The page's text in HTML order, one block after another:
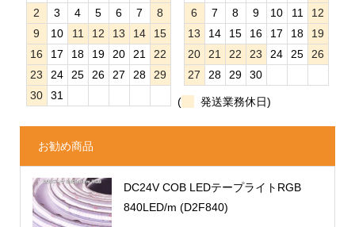
2
3 4 5 6 7
8
9
10 11 12 13 14
15
16
17 18 19 20 21
22
23
24 25 26 27 28
29
30
31
6
7 8 9 10 11
12
13
14 15 16 17 18
19
20
21 22 23 24 25
26
27
28 29 30
( 発送業務休日)
お勧め商品
DC24V COB LEDテープライトRGB
840LED/m (D2F840)